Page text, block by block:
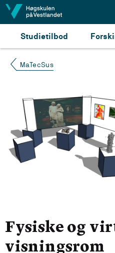
Hopp til innhald
Studietilbod
MaTecSus
Fysiske og
visningsrom